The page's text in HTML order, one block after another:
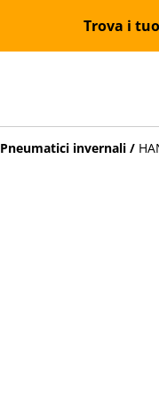
Trova i
Pneumatici invernali /